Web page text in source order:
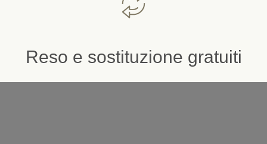
Reso e sostituzione gratuiti